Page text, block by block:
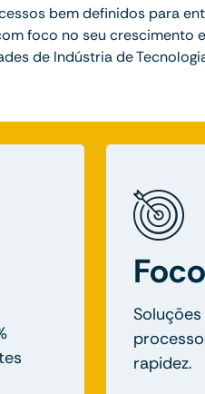
bem definidos para
foco no seu crescimento
de Indústria de
rapidez.